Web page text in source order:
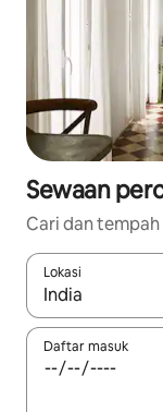
Sewaan
Cari dan
Lokasi
Apabila hasil
Daftar masuk